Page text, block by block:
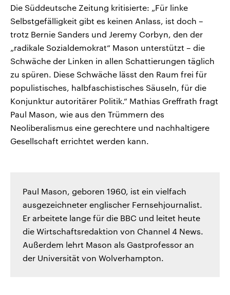
Die Süddeutsche Zeitung kritisierte: „Für linke
Selbstgefälligkeit gibt es keinen Anlass, ist doch –
trotz Bernie Sanders und Jeremy Corbyn, den der
„radikale Sozialdemokrat“ Mason unterstützt – die
Schwäche der Linken in allen Schattierungen täglich
zu spüren. Diese Schwäche lässt den Raum frei für
populistisches, halbfaschistisches Säuseln, für die
Konjunktur autoritärer Politik.“ Mathias Greffrath fragt
Paul Mason, wie aus den Trümmern des
Neoliberalismus eine gerechtere und nachhaltigere
Gesellschaft errichtet werden kann.
Paul Mason, geboren 1960, ist ein vielfach
ausgezeichneter englischer Fernsehjournalist.
Er arbeitete lange für die BBC und leitet heute
die Wirtschaftsredaktion von Channel 4 News.
Außerdem lehrt Mason als Gastprofessor an
der Universität von Wolverhampton.